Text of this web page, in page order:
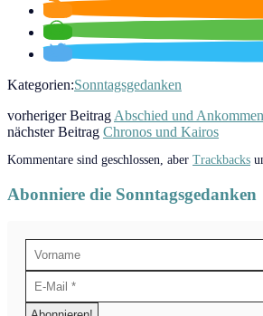
Kategorien:Sonntagsgedanken
vorheriger Beitrag Abschied und Ankommen
nächster Beitrag Chronos und Kairos
Kommentare sind geschlossen, aber Trackbacks
Abonniere die Sonntagsgedanken